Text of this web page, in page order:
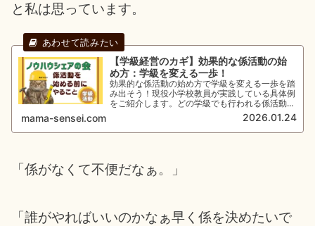
と私は思っています。
【学級経営のカギ】効果的な係活動の始
め方：学級を変える一歩！
効果的な係活動の始め方で学級を変える一歩を踏
み出そう！現役小学校教員が実践している具体例
をご紹介します。どの学級でも行われる係活動。
でも始める前に大事なことがあるんです。うまく
いく学級経営のノウハウをシェアして教師を楽し
みましょう！
mama-sensei.com 2026.01.24
「係がなくて不便だなぁ。」
「誰がやればいいのかなぁ早く係を決めたいで